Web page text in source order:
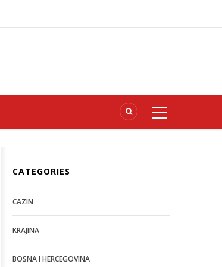
CATEGORIES
CAZIN
KRAJINA
BOSNA I HERCEGOVINA